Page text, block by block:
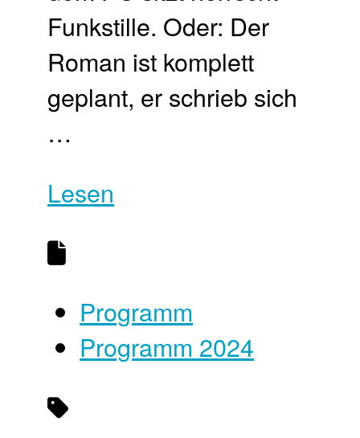
Funkstille. Oder: Der
Roman ist komplett
geplant, er schrieb sich
…
Lesen
Programm
Programm 2024